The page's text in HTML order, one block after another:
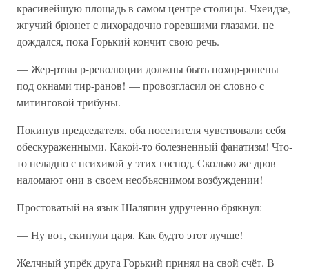
красивейшую площадь в самом центре столицы. Чхеидзе,
жгучий брюнет с лихорадочно горевшими глазами, не
дождался, пока Горький кончит свою речь.
— Жер-ртвы р-революции должны быть похор-ронены
под окнами тир-ранов! — провозгласил он словно с
митинговой трибуны.
Покинув председателя, оба посетителя чувствовали себя
обескураженными. Какой-то болезненный фанатизм! Что-
то неладно с психикой у этих господ. Сколько же дров
наломают они в своем необъяснимом возбуждении!
Простоватый на язык Шаляпин удрученно брякнул:
— Ну вот, скинули царя. Как будто этот лучше!
Желчный упрёк друга Горький принял на свой счёт. В